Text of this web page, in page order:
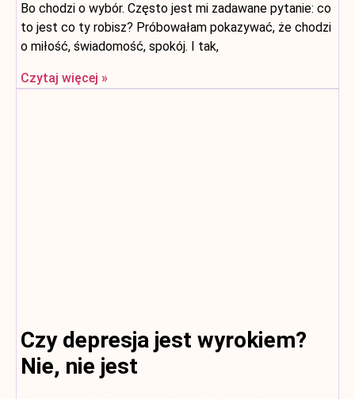
Bo chodzi o wybór. Często jest mi zadawane pytanie: co
to jest co ty robisz? Próbowałam pokazywać, że chodzi
o miłość, świadomość, spokój. I tak,
Czytaj więcej »
Czy depresja jest wyrokiem?
Nie, nie jest